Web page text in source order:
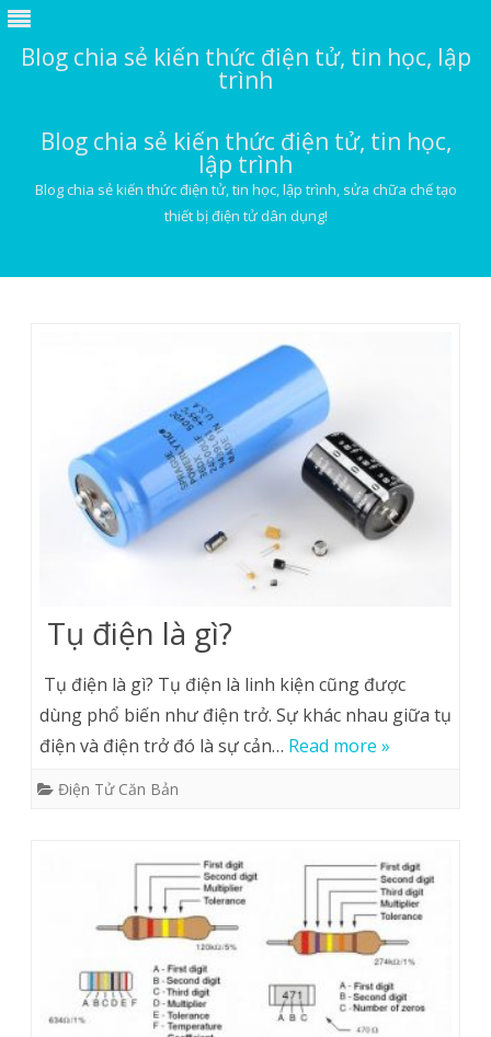
Blog chia sẻ kiến thức điện tử, tin học, lập
trình
Blog chia sẻ kiến thức điện tử, tin học,
lập trình
Blog chia sẻ kiến thức điện tử, tin học, lập trình, sửa chữa chế tạo
thiết bị điện tử dân dụng!
Tụ điện là gì?
Tụ điện là gì? Tụ điện là linh kiện cũng được
dùng phổ biến như điện trở. Sự khác nhau giữa tụ
điện và điện trở đó là sự cản… Read more »
Điện Tử Căn Bản